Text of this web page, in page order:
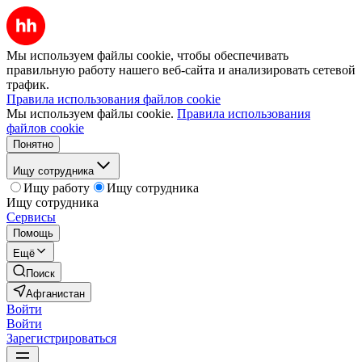
Мы используем файлы cookie, чтобы обеспечивать
правильную работу нашего веб-сайта и анализировать сетевой
трафик.
Правила использования файлов cookie
Мы используем файлы cookie. Правила использования
файлов cookie
Понятно
Ищу сотрудника
Ищу работу
Ищу сотрудника
Ищу сотрудника
Сервисы
Помощь
Ещё
Поиск
Афганистан
Войти
Войти
Зарегистрироваться